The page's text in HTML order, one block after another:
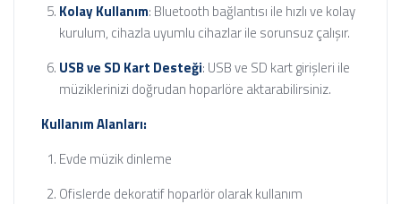
Kolay Kullanım: Bluetooth bağlantısı ile hızlı ve kolay
kurulum, cihazla uyumlu cihazlar ile sorunsuz çalışır.
USB ve SD Kart Desteği: USB ve SD kart girişleri ile
müziklerinizi doğrudan hoparlöre aktarabilirsiniz.
Kullanım Alanları:
Evde müzik dinleme
Ofislerde dekoratif hoparlör olarak kullanım